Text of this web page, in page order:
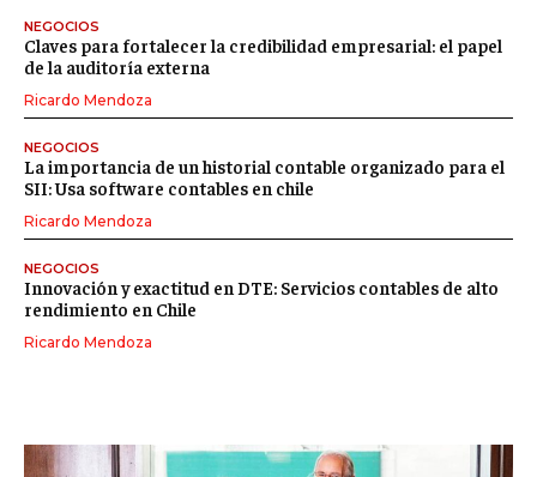
NEGOCIOS
Claves para fortalecer la credibilidad empresarial: el papel
de la auditoría externa
Ricardo Mendoza
NEGOCIOS
La importancia de un historial contable organizado para el
SII: Usa software contables en chile
Ricardo Mendoza
NEGOCIOS
Innovación y exactitud en DTE: Servicios contables de alto
rendimiento en Chile
Ricardo Mendoza